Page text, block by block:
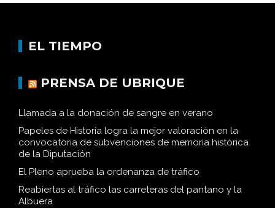
EL TIEMPO
PRENSA DE UBRIQUE
Llamada a la donación de sangre en verano
Papeles de Historia logra la mejor valoración en la
convocatoria de subvenciones de memoria histórica
de la Diputación
El Pleno aprueba la ordenanza de tráfico
Reabiertas al tráfico las carreteras del pantano y la
Albuera